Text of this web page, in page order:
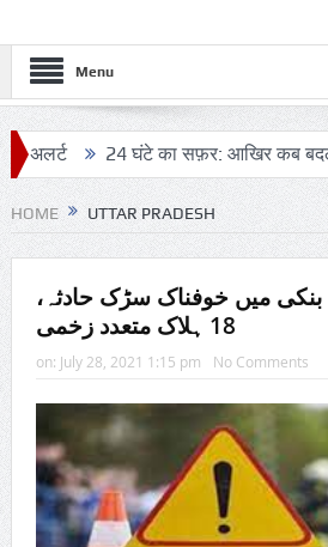
Menu
24 घंटे का सफ़र: आखिर कब बदलेगी
HOME UTTAR PRADESH
بنکی میں خوفناک سڑک حادثہ،
18 ہلاک متعدد زخمی
on: July 28, 2021 1:15 pm No Comments